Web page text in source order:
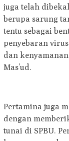
juga telah
berupa sarung
tentu sebagai
penyebaran
dan
Mas’ud.
Pertamina juga
dengan
tunai di SPBU.